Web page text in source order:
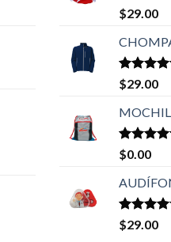
Valorado
5.00
$29.00
Valorado
en
de 5
$29.00
Valorado
en
de 5
$0.00
Valorado
en
$29.00